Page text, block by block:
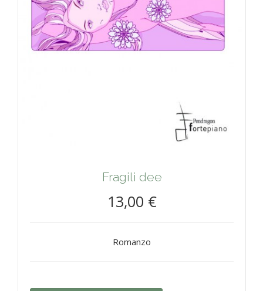
Fragili dee
13,00 €
Romanzo